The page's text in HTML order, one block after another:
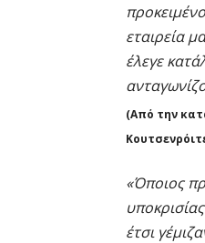
εταιρεία
έλεγε
(Από την
«Όποιος
έτσι